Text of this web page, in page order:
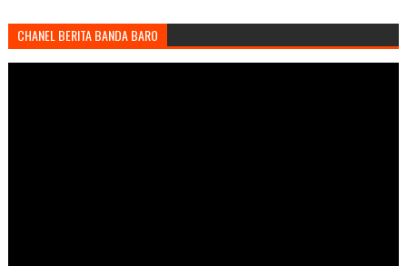
CHANEL BERITA BANDA BARO